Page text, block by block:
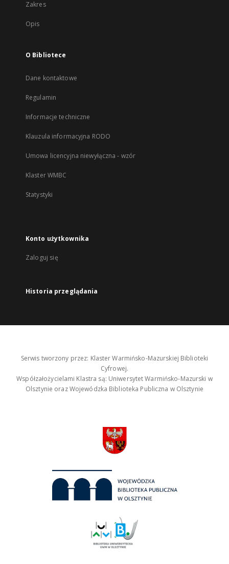
Zakres
Opis
O Bibliotece
Dane kontaktowe
Regulamin
Informacje techniczne
Klauzula informacyjna RODO
Umowa licencyjna niewyłączna - wzór
Klaster WMBC
Statystyki
Konto użytkownika
Zaloguj się
Historia przeglądania
Serwis tworzony przez: Klaster Warmińsko-Mazurskiej Biblioteki
Cyfrowej.
Współzałożycielami Klastra są: Uniwersytet Warmińsko-Mazurski w
Olsztynie oraz Wojewódzka Biblioteka Publiczna w Olsztynie